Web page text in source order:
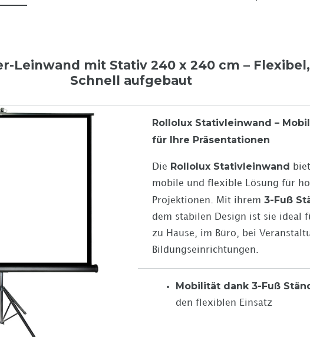
Leinwand mit Stativ 240 x 240 cm –
Schnell aufgebaut
Rollolux Stativleinwand –
für Ihre Präsentationen
Die Rollolux Stativleinwand
mobile und flexible Lösung für
Projektionen. Mit ihrem 3-Fuß
dem stabilen Design ist sie ideal
zu Hause, im Büro, bei
Bildungseinrichtungen.
Mobilität dank 3-Fuß
den flexiblen Einsatz